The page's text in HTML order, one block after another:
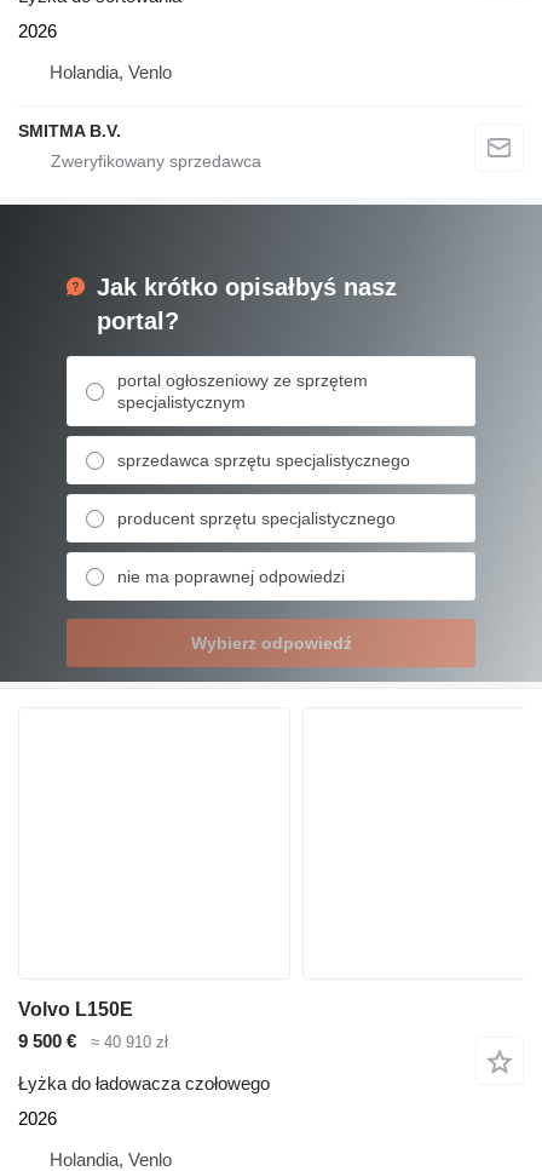
2026
Holandia, Venlo
SMITMA B.V.
Jak krótko opisałbyś nasz
portal?
portal ogłoszeniowy ze sprzętem
specjalistycznym
sprzedawca sprzętu specjalistycznego
producent sprzętu specjalistycznego
nie ma poprawnej odpowiedzi
Wybierz odpowiedź
Volvo L150E
9 500 €
≈ 40 910 zł
Łyżka do ładowacza czołowego
2026
Holandia, Venlo